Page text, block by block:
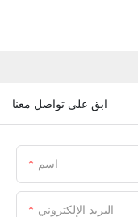
ابق على تواصل معنا
اسم
البريد الإلكتروني